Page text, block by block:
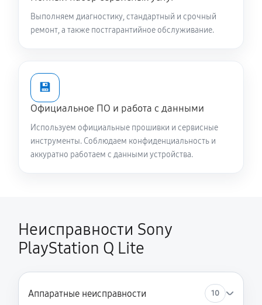
Выполняем диагностику, стандартный и срочный
ремонт, а также постгарантийное обслуживание.
💾
Официальное ПО и работа с данными
Используем официальные прошивки и сервисные
инструменты. Соблюдаем конфиденциальность и
аккуратно работаем с данными устройства.
Неисправности Sony
PlayStation Q Lite
Аппаратные неисправности 10